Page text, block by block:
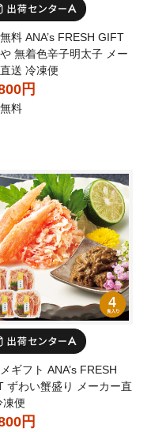
料 ANA’s FRESH GIFT
無着色辛子明太子 メー
送 冷凍便
円
料
ギフト ANA’s FRESH
ずわい蟹盛り メーカー直
凍便
円